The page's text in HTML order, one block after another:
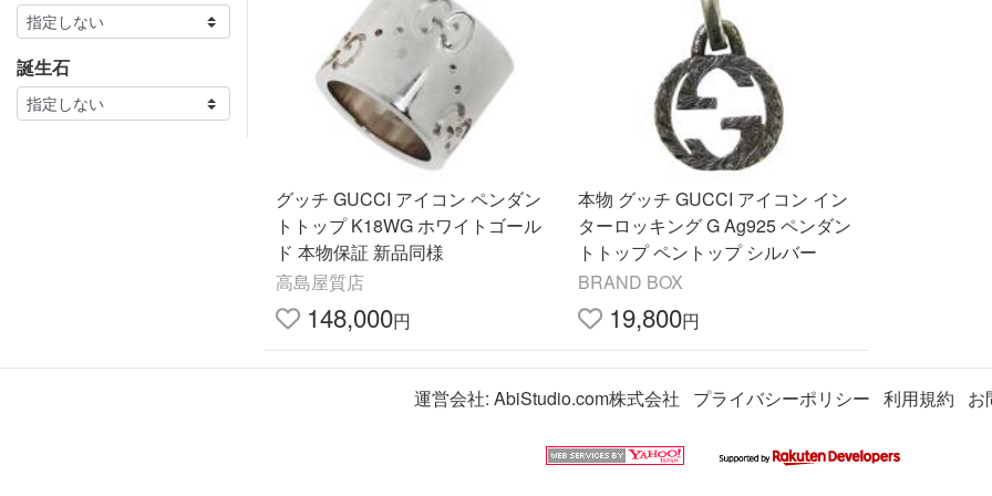
誕生石
グッチ GUCCI アイコン ペンダン
トトップ K18WG ホワイトゴール
ド 本物保証 新品同様
高島屋質店
148,000円
本物 グッチ GUCCI アイコン イン
ターロッキング G Ag925 ペンダン
トトップ ペントップ シルバー
BRAND BOX
19,800円
運営会社: AbiStudio.com株式会社 プライバシーポリシー 利用規約 お